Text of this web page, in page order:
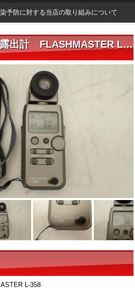
予防に対する当店の取り組みについて
SEKONIC 露出計 FLASHMASTER L-358
L-358